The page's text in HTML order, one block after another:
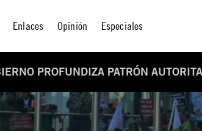
Enlaces Opinión Especiales
PROFUNDIZA PATRÓN